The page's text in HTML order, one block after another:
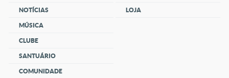
NOTÍCIAS
MÚSICA
CLUBE
SANTUÁRIO
COMUNIDADE
LOJA